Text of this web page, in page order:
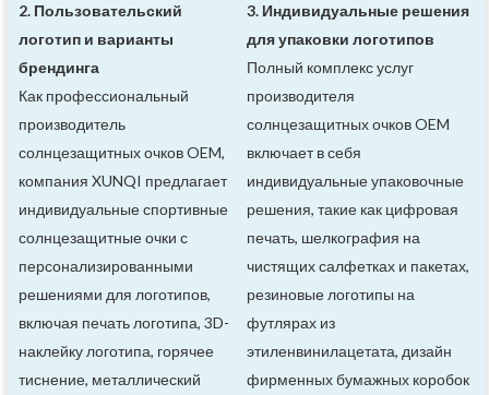
2. Пользовательский
логотип и варианты
брендинга
Как профессиональный
производитель
солнцезащитных очков OEM,
компания XUNQI предлагает
индивидуальные спортивные
солнцезащитные очки с
персонализированными
решениями для логотипов,
включая печать логотипа, 3D-
наклейку логотипа, горячее
тиснение, металлический
3. Индивидуальные решения
для упаковки логотипов
Полный комплекс услуг
производителя
солнцезащитных очков OEM
включает в себя
индивидуальные упаковочные
решения, такие как цифровая
печать, шелкография на
чистящих салфетках и пакетах,
резиновые логотипы на
футлярах из
этиленвинилацетата, дизайн
фирменных бумажных коробок